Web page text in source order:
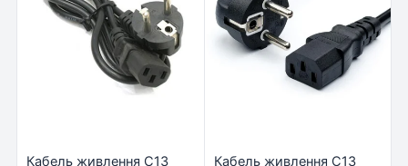
Кабель живлення C13
Кабель живлення C13